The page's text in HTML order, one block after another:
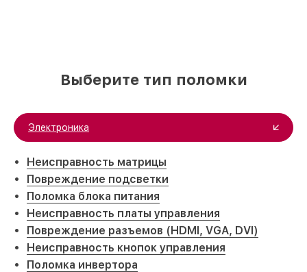
Выберите тип поломки
Электроника
Неисправность матрицы
Повреждение подсветки
Поломка блока питания
Неисправность платы управления
Повреждение разъемов (HDMI, VGA, DVI)
Неисправность кнопок управления
Поломка инвертора